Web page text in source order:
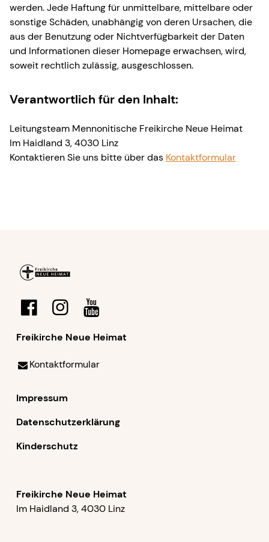
werden. Jede Haftung für unmittelbare, mittelbare oder
sonstige Schäden, unabhängig von deren Ursachen, die
aus der Benutzung oder Nichtverfügbarkeit der Daten
und Informationen dieser Homepage erwachsen, wird,
soweit rechtlich zulässig, ausgeschlossen.
Verantwortlich für den Inhalt:
Leitungsteam Mennonitische Freikirche Neue Heimat
Im Haidland 3, 4030 Linz
Kontaktieren Sie uns bitte über das Kontaktformular
Freikirche Neue Heimat
Kontaktformular
Impressum
Datenschutzerklärung
Kinderschutz
Freikirche Neue Heimat
Im Haidland 3, 4030 Linz